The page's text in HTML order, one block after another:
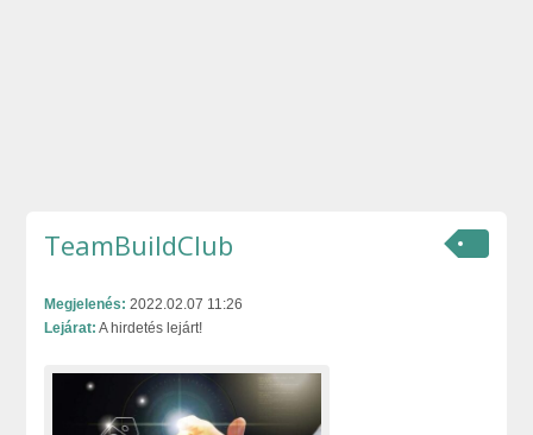
TeamBuildClub
Megjelenés: 2022.02.07 11:26
Lejárat: A hirdetés lejárt!